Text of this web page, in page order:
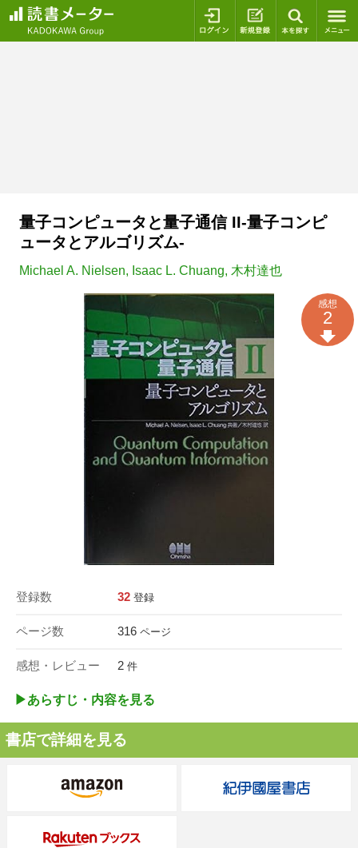
ログイン 新規登録
量子コンピュータと量子通信 II-量子コンピ
ュータとアルゴリズム-
Michael A. Nielsen, Isaac L. Chuang, 木村達也
登録数 32 登録
ページ数 316 ページ
感想・レビュー 2 件
感想
2
▶︎あらすじ・内容を見る
書店で詳細を見る